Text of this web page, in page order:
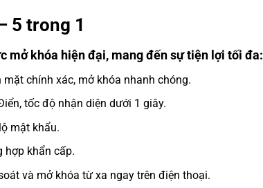
5 trong 1
mở khóa hiện đại, mang đến sự tiện lợi tối đa:
mặt chính xác, mở khóa nhanh chóng.
tốc độ nhận diện dưới 1 giây.
mật khẩu.
khẩn cấp.
và mở khóa từ xa ngay trên điện thoại.